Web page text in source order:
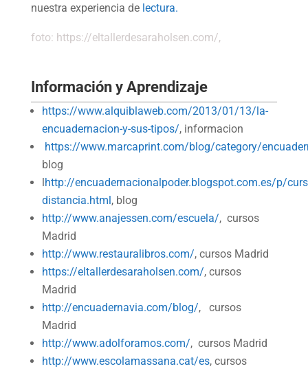
nuestra experiencia delectura.
foto: https://eltallerdesaraholsen.com/,
Información y Aprendizaje
https://www.alquiblaweb.com/2013/01/13/la-
encuadernacion-y-sus-tipos/, informacion
https://www.marcaprint.com/blog/category/
blog
lhttp://encuadernacionalpoder.blogspot.com.es/p/
distancia.html, blog
http://www.anajessen.com/escuela/, cursos
Madrid
http://www.restauralibros.com/, cursos Madrid
https://eltallerdesaraholsen.com/, cursos
Madrid
http://encuadernavia.com/blog/, cursos
Madrid
http://www.adolforamos.com/, cursos Madrid
http://www.escolamassana.cat/es, cursos